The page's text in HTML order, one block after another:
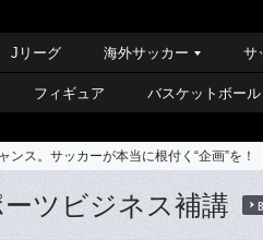
Jリーグ 海外サッカー サ
フィギュア バスケットボール
ンス。サッカーが本当に根付く“企画”を！
ツビジネス補講